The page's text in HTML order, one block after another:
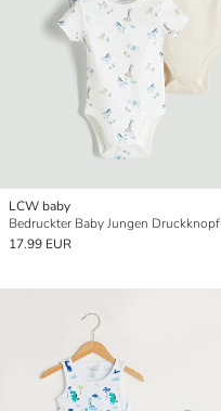
LCW baby
17.99 EUR